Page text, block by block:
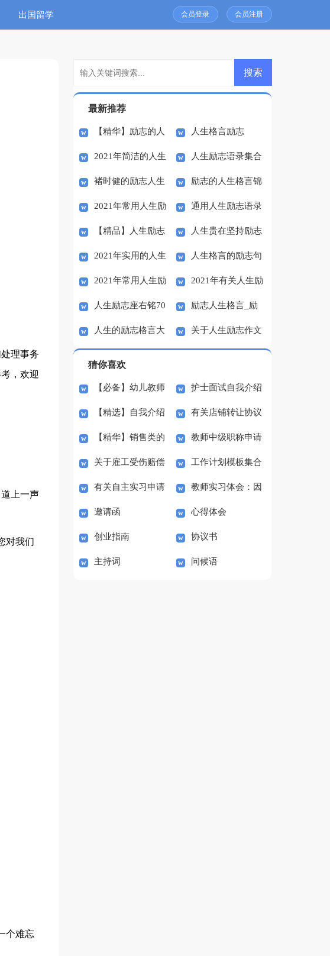
出国留学 会员登录 会员注册
理事务
，欢迎
上一声
对我们
个难忘
最新推荐
【精华】励志的人
生格言69条
人生格言励志
2021年简洁的人生
励志语录汇总91句
人生励志语录集合
41条
褚时健的励志人生 励志的人生格言锦
集60句
2021年常用人生励
志语录48句
通用人生励志语录
汇总58句
【精品】人生励志
作文合集八篇
人生贵在坚持励志
的国旗下讲话稿
2021年实用的人生
励志语录集锦55条
人生格言的励志句
子
2021年常用人生励
志语录汇总55条
2021年有关人生励
志语录38条
人生励志座右铭70
句
励志人生格言_励
志名言
人生的励志格言大 关于人生励志作文
猜你喜欢
【必备】幼儿教师
培训总结集合5篇
护士面试自我介绍
(汇编15篇)
【精选】自我介绍
的作文300字集锦八篇
有关店铺转让协议
书3篇
【精华】销售类的
实习报告锦集六篇
教师中级职称申请
书
关于雇工受伤赔偿
协议书范本（精选3
篇）
工作计划模板集合
七篇
有关自主实习申请
书3篇
教师实习体会：因
材施教
邀请函 心得体会
创业指南 协议书
主持词 问候语